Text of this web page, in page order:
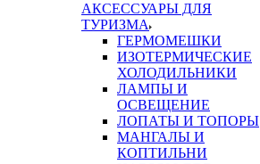
АКСЕССУАРЫ ДЛЯ
ТУРИЗМА
ГЕРМОМЕШКИ
ИЗОТЕРМИЧЕСКИЕ
ХОЛОДИЛЬНИКИ
ЛАМПЫ И
ОСВЕЩЕНИЕ
ЛОПАТЫ И ТОПОРЫ
МАНГАЛЫ И
КОПТИЛЬНИ